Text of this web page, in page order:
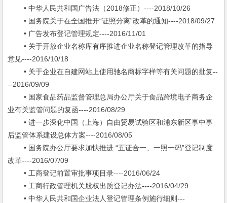
• 中华人民共和国广告法（2018修正）----2018/10/26
• 国务院关于在全国推开“证照分离”改革的通知----2018/09/27
• 广告发布登记管理规定----2016/11/01
• 关于开放企业名称库有序推进企业名称登记管理改革的指导
意见----2016/10/18
• 关于企业在自建网站上使用驰名商标字样等有关问题的批复--
--2016/09/09
• 国家食品药品监督管理总局办公厅关于食品跨境电子商务企
业有关监管问题的复函----2016/08/29
• 进一步深化中国（上海）自由贸易试验区和浦东新区事中事
后监管体系建设总体方案----2016/08/05
• 国务院办公厅要求加快推进 “五证合一、一照一码”登记制度
改革----2016/07/09
• 工商登记前置审批事项目录----2016/06/24
• 工商行政管理机关股权出质登记办法----2016/04/29
• 中华人民共和国企业法人登记管理条例施行细则---